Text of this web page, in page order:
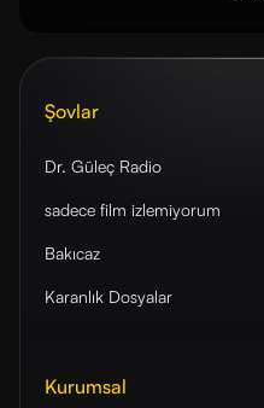
Şovlar
Dr. Güleç Radio
sadece film izlemiyorum
Bakıcaz
Karanlık Dosyalar
Kurumsal